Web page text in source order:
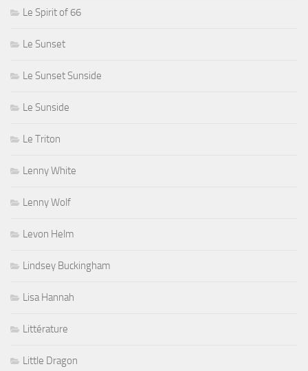
Le Spirit of 66
Le Sunset
Le Sunset Sunside
Le Sunside
Le Triton
Lenny White
Lenny Wolf
Levon Helm
Lindsey Buckingham
Lisa Hannah
Littérature
Little Dragon